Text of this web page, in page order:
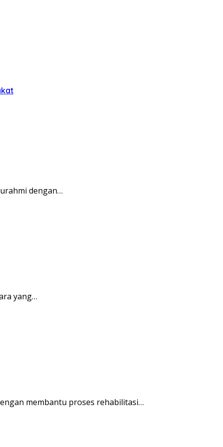
dengan…
yang…
membantu proses rehabilitasi…